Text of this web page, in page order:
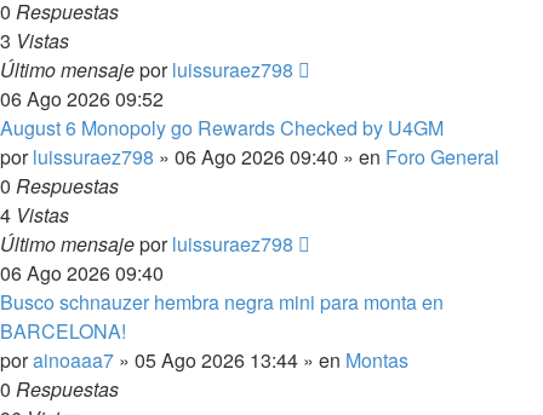
0 Respuestas
3 Vistas
Último mensajeporluissuraez798
06 Ago 2026 09:52
August 6 Monopoly go Rewards Checked by U4GM
porluissuraez798 » 06 Ago 2026 09:40 » en Foro General
0 Respuestas
4 Vistas
Último mensajeporluissuraez798
06 Ago 2026 09:40
Busco schnauzer hembra negra mini para monta en
BARCELONA!
porainoaaa7 » 05 Ago 2026 13:44 » en Montas
0 Respuestas